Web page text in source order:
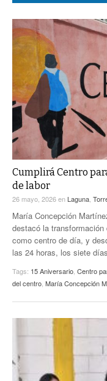
EXA
EL EXACTO
EXA INFORMA
GLOBO
CONTEXTOS
TRAYECTO
A MEDIA
A TODA LEY
DIÁLOGOS CON
TWEETS AND
LA MEJOR 97.1
PULSO
LA MEJOR
COLABORADORES
PC29
ACTUALIDADES GREM
Cumplirá Centro
de labor
26 mayo, 2026en Laguna
María Concepción
destacó la transformación
como centro de día, y
las 24 horas, los siete
Tags: 15 Aniversario Centro
del centro María Concepción